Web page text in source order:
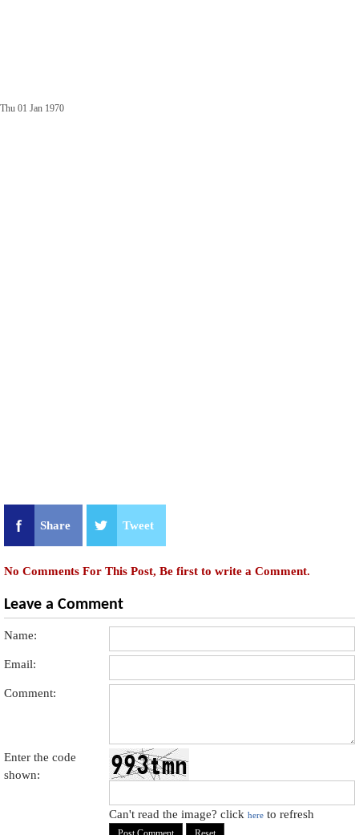
Thu 01 Jan 1970
Share Tweet
No Comments For This Post, Be first to write a Comment.
Leave a Comment
Name:
Email:
Comment:
Enter the code
shown:
Can't read the image? clickhere to refresh